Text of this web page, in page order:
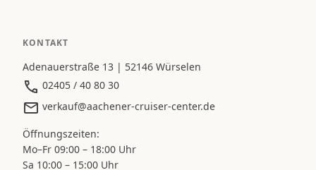
KONTAKT
Adenauerstraße 13 | 52146 Würselen
02405 / 40 80 30
verkauf@aachener-cruiser-center.de
Öffnungszeiten:
Mo–Fr 09:00 – 18:00 Uhr
Sa 10:00 – 15:00 Uhr